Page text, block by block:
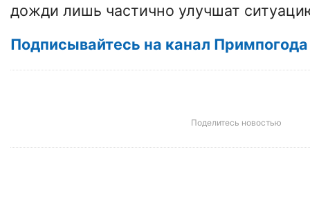
дожди лишь частично улучшат
Подписывайтесь на канал
Поделитесь новостью